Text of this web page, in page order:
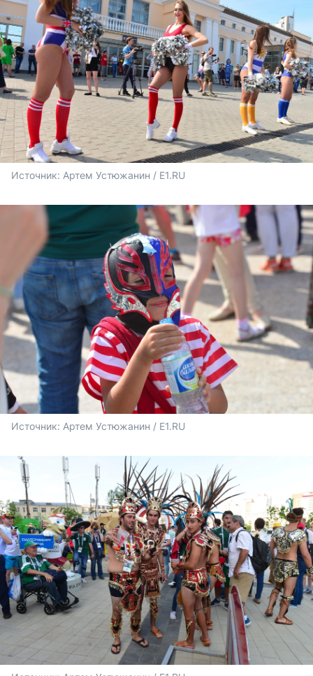
Источник: Артем Устюжанин / E1.RU
Источник: Артем Устюжанин / E1.RU